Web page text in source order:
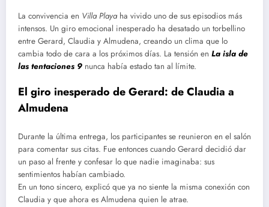
La convivencia en Villa Playaha vivido uno de sus episodios más
intensos. Un giro emocional inesperado ha desatado un torbellino
entre Gerard, Claudia y Almudena, creando un clima que lo
cambia todo de cara a los próximos días. La tensión en La isla de
las tentaciones 9 nunca había estado tan al límite.
El giro inesperado de Gerard: de Claudia a
Almudena
Durante la última entrega, los participantes se reunieron en el salón
para comentar sus citas. Fue entonces cuando Gerard decidió dar
un paso al frente y confesar lo que nadie imaginaba: sus
sentimientos habían cambiado.
En un tono sincero, explicó que ya no siente la misma conexión con
Claudia y que ahora es Almudena quien le atrae.